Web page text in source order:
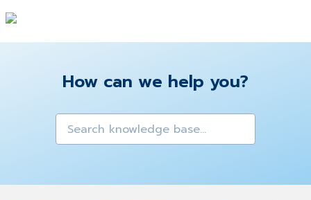
How can we help you?